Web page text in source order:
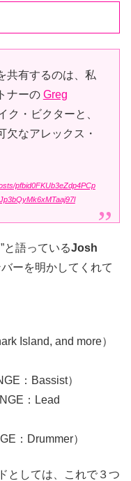
共有するのは、私
ナーの Greg
・ビクターと、
欠なアレックス・
pfbid0FKUb3eZdp4PCp
と語っているJosh
ーを明かしてくれて
Island, and more）
：Bassist）
：Lead
：Drummer）
としては、これで３つ